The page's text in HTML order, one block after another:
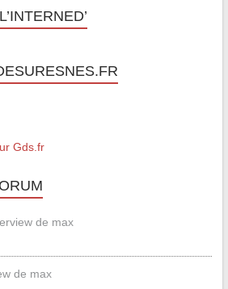
Gds.fr
de max
de max